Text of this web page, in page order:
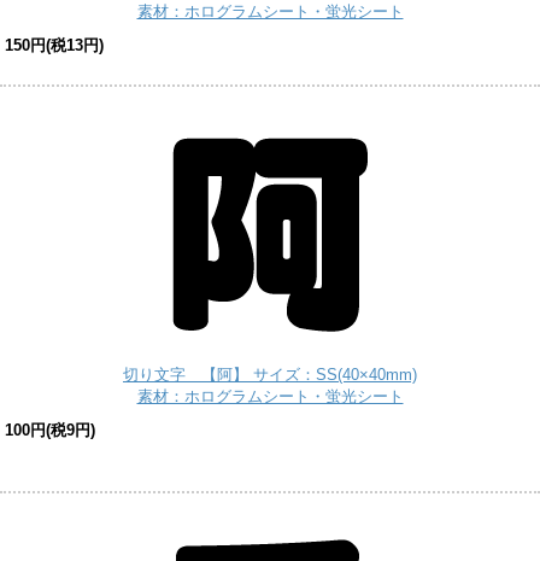
素材：ホログラムシート・蛍光シート
150円(税13円)
切り文字 【阿】 サイズ：SS(40×40mm)
素材：ホログラムシート・蛍光シート
100円(税9円)